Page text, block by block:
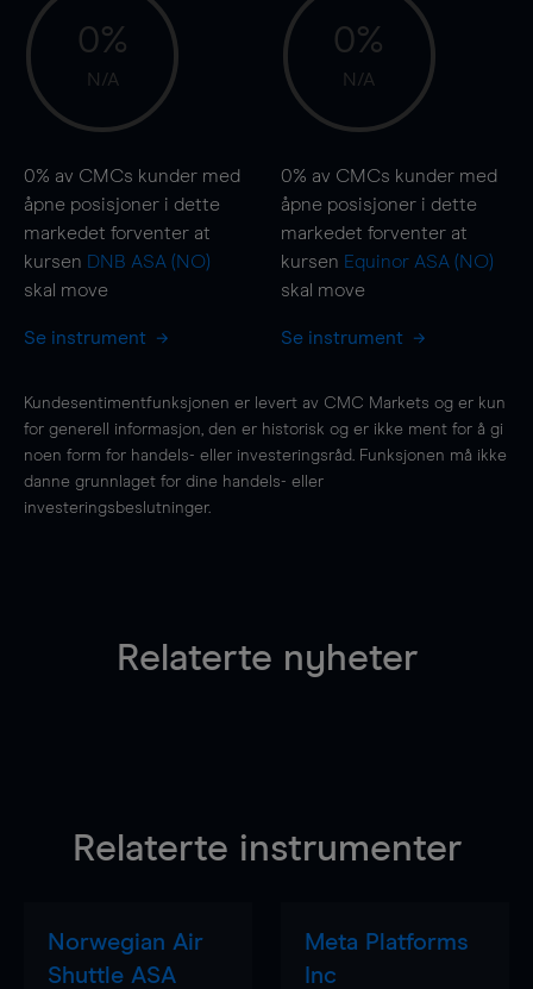
0%
N/A
0% av CMCs kunder med
åpne posisjoner i dette
markedet forventer at
kursen DNB ASA (NO)
skal move
Se instrument
0%
N/A
0% av CMCs kunder med
åpne posisjoner i dette
markedet forventer at
kursen Equinor ASA (NO)
skal move
Se instrument
Kundesentimentfunksjonen er levert av CMC Markets og er kun
for generell informasjon, den er historisk og er ikke ment for å gi
noen form for handels- eller investeringsråd. Funksjonen må ikke
danne grunnlaget for dine handels- eller
investeringsbeslutninger.
Relaterte nyheter
Relaterte instrumenter
Norwegian Air
Shuttle ASA
Meta Platforms
Inc